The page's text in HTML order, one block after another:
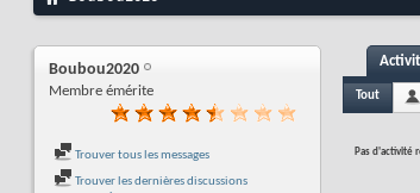
Boubou2020
Membre émérite
Trouver tous les messages
Trouver les dernières discussions
Tout
Pas d'activité